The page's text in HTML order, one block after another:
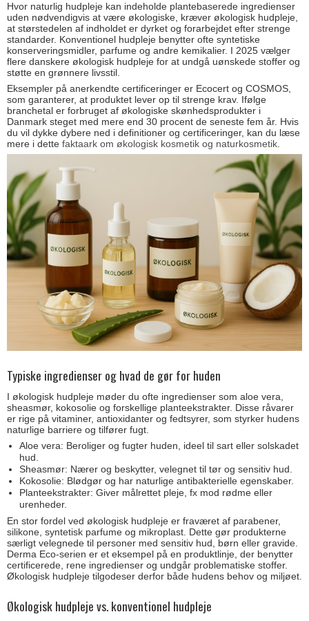
Hvor naturlig hudpleje kan indeholde plantebaserede ingredienser
uden nødvendigvis at være økologiske, kræver økologisk hudpleje,
at størstedelen af indholdet er dyrket og forarbejdet efter strenge
standarder. Konventionel hudpleje benytter ofte syntetiske
konserveringsmidler, parfume og andre kemikalier. I 2025 vælger
flere danskere økologisk hudpleje for at undgå uønskede stoffer og
støtte en grønnere livsstil.
Eksempler på anerkendte certificeringer er Ecocert og COSMOS,
som garanterer, at produktet lever op til strenge krav. Ifølge
branchetal er forbruget af økologiske skønhedsprodukter i
Danmark steget med mere end 30 procent de seneste fem år. Hvis
du vil dykke dybere ned i definitioner og certificeringer, kan du læse
mere i dette faktaark om økologisk kosmetik og naturkosmetik
Typiske ingredienser og hvad de gør for huden
I økologisk hudpleje møder du ofte ingredienser som aloe vera,
sheasmør, kokosolie og forskellige planteekstrakter. Disse råvarer
er rige på vitaminer, antioxidanter og fedtsyrer, som styrker hudens
naturlige barriere og tilfører fugt.
Aloe vera: Beroliger og fugter huden, ideel til sart eller solskadet
hud.
Sheasmør: Nærer og beskytter, velegnet til tør og sensitiv hud.
Kokosolie: Blødgør og har naturlige antibakterielle egenskaber.
Planteekstrakter: Giver målrettet pleje, fx mod rødme eller
urenheder.
En stor fordel ved økologisk hudpleje er fraværet af parabener,
silikone, syntetisk parfume og mikroplast. Dette gør produkterne
særligt velegnede til personer med sensitiv hud, børn eller gravide.
Derma Eco-serien er et eksempel på en produktlinje, der benytter
certificerede, rene ingredienser og undgår problematiske stoffer.
Økologisk hudpleje tilgodeser derfor både hudens behov og miljøet.
Økologisk hudpleje vs. konventionel hudpleje